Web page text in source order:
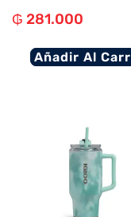
₲ 281.000
Añadir Al